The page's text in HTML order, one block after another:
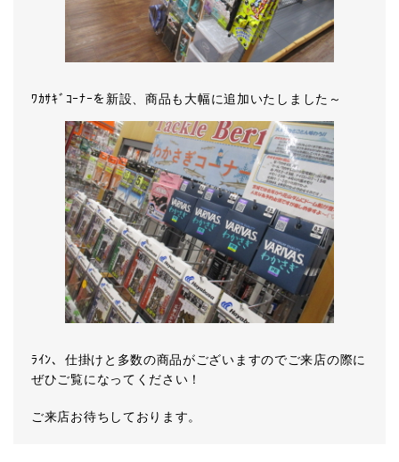
ﾜｶｻｷﾞｺｰﾅｰを新設、商品も大幅に追加いたしました～
ﾗｲﾝ、仕掛けと多数の商品がございますのでご来店の際に
ぜひご覧になってください！
ご来店お待ちしております。